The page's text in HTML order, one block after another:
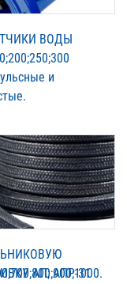
ВОДЫ
и
АП; АПР-31